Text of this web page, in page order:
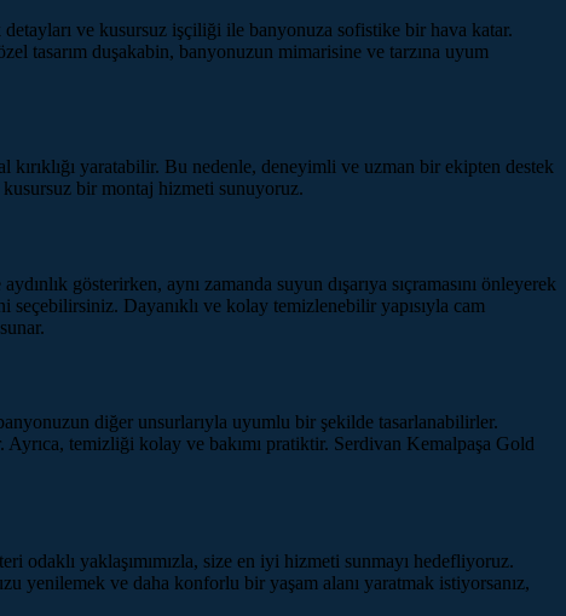
ve kusursuz işçiliği ile banyonuza sofistike bir hava katar.
tasarım duşakabin, banyonuzun mimarisine ve tarzına uyum
yaratabilir. Bu nedenle, deneyimli ve uzman bir ekipten destek
bir montaj hizmeti sunuyoruz.
gösterirken, aynı zamanda suyun dışarıya sıçramasını önleyerek
seçebilirsiniz. Dayanıklı ve kolay temizlenebilir yapısıyla cam
diğer unsurlarıyla uyumlu bir şekilde tasarlanabilirler.
temizliği kolay ve bakımı pratiktir. Serdivan Kemalpaşa Gold
odaklı yaklaşımımızla, size en iyi hizmeti sunmayı hedefliyoruz.
yenilemek ve daha konforlu bir yaşam alanı yaratmak istiyorsanız,